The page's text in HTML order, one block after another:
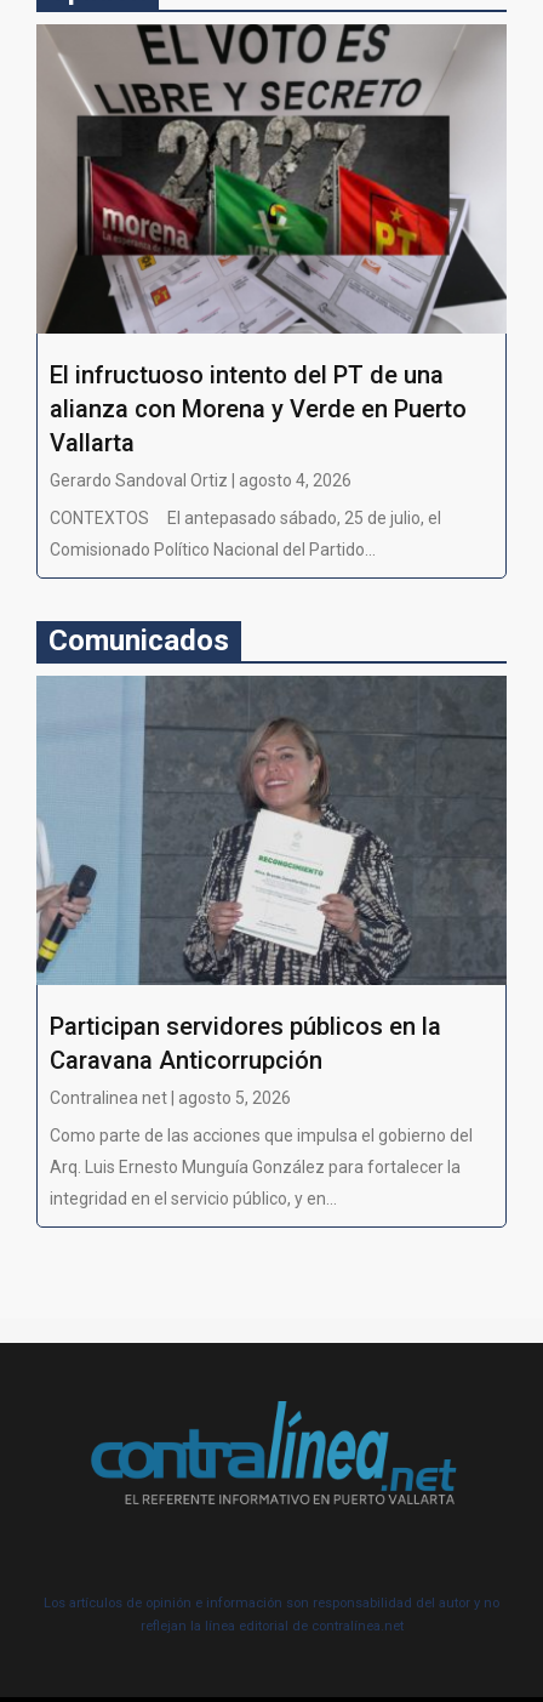
El infructuoso intento del PT de una
alianza con Morena y Verde en Puerto
Vallarta
Gerardo Sandoval Ortiz | agosto 4, 2026
CONTEXTOS El antepasado sábado, 25 de julio, el
Comisionado Político Nacional del Partido...
Comunicados
Participan servidores públicos en la
Caravana Anticorrupción
Contralinea net | agosto 5, 2026
Como parte de las acciones que impulsa el gobierno del
Arq. Luis Ernesto Munguía González para fortalecer la
integridad en el servicio público, y en...
Los artículos de opinión e información son responsabilidad del autor y no
reflejan la línea editorial de contralínea.net